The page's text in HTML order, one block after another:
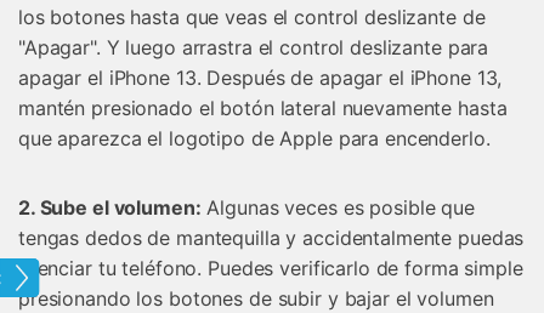
los botones hasta que veas el control deslizante de
"Apagar". Y luego arrastra el control deslizante para
apagar el iPhone 13. Después de apagar el iPhone 13,
mantén presionado el botón lateral nuevamente hasta
que aparezca el logotipo de Apple para encenderlo.
2. Sube el volumen: Algunas veces es posible que
tengas dedos de mantequilla y accidentalmente puedas
silenciar tu teléfono. Puedes verificarlo de forma simple
presionando los botones de subir y bajar el volumen